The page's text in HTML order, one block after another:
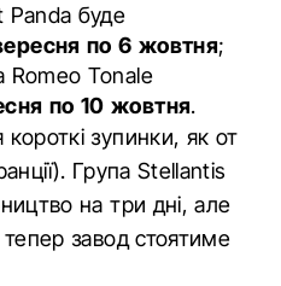
Panda буде
по 6 жовтня;
Romeo Tonale
по 10 жовтня.
зупинки, як от
Група Stellantis
на три дні, але
завод стоятиме